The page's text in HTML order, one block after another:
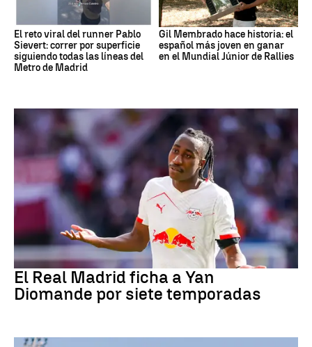
El reto viral del runner Pablo
Sievert: correr por superficie
siguiendo todas las líneas del
Metro de Madrid
Gil Membrado hace historia: el
español más joven en ganar
en el Mundial Júnior de Rallies
Fútbol
El Real Madrid ficha a Yan
Diomande por siete temporadas